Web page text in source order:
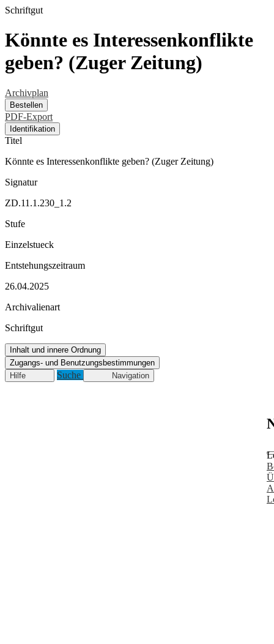
Schriftgut
Könnte es Interessenkonflikte
geben? (Zuger Zeitung)
Archivplan
Bestellen
PDF-Export
Identifikation
Titel
Könnte es Interessenkonflikte geben? (Zuger Zeitung)
Signatur
ZD.11.1.230_1.2
Stufe
Einzelstueck
Entstehungszeitraum
26.04.2025
Archivalienart
Schriftgut
Inhalt und innere Ordnung
Zugangs- und Benutzungsbestimmungen
Hilfe
Suche Navigation